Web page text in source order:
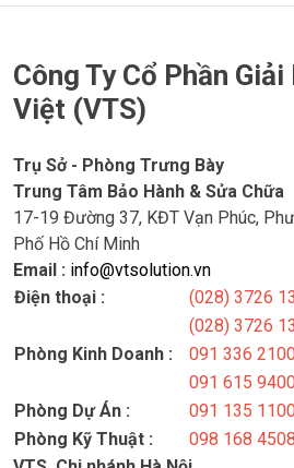
Công Ty Cổ Phần
Việt (VTS)
Trụ Sở - Phòng Trưng Bày
Trung Tâm Bảo Hành & Sửa Chữa
17-19 Đường 37, KĐT Vạn Phúc,
Phố Hồ Chí Minh
Email : info@vtsolution.vn
Điện thoại :
(028) 3726
(028) 3726
Phòng Kinh Doanh :
091 336
091 615
Phòng Dự Án :
091 135
Phòng Kỹ Thuật :
098 168 4508